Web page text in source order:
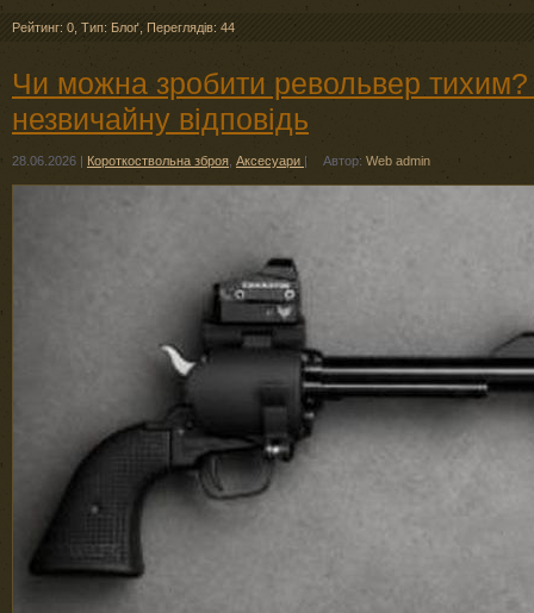
Рейтинг: 0 Тип: Блоґ Переглядів: 44
Чи можна зробити револьвер
незвичайну відповідь
28.06.2026 | Короткоствольна зброя Аксесуари | Автор: Web admin